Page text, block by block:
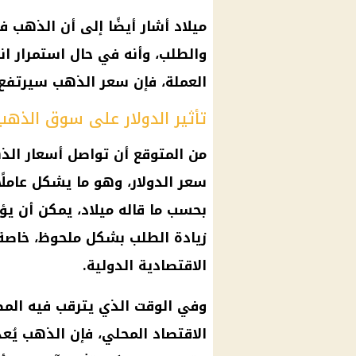
ميلاد أشار أيضًا إلى أن
والطلب، وأنه في حال استمرار
العملة، فإن سعر الذهب
تأثير الدولار على سوق
من المتوقع أن تواصل أسعار
سعر الدولار، وهو ما يشكل
بحسب ما قاله ميلاد، يمكن أن
زيادة الطلب بشكل ملحوظ،
الاقتصادية الدولية.
وفي الوقت الذي يترقب فيه
الاقتصاد المحلي، فإن الذهب